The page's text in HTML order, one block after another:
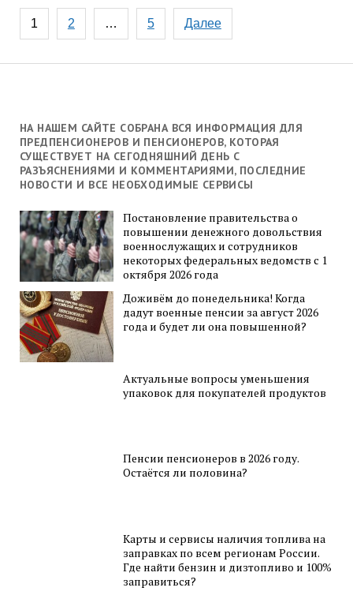
НА НАШЕМ САЙТЕ СОБРАНА ВСЯ ИНФОРМАЦИЯ ДЛЯ
ПРЕДПЕНСИОНЕРОВ И ПЕНСИОНЕРОВ, КОТОРАЯ
СУЩЕСТВУЕТ НА СЕГОДНЯШНИЙ ДЕНЬ С
РАЗЪЯСНЕНИЯМИ И КОММЕНТАРИЯМИ, ПОСЛЕДНИЕ
НОВОСТИ И ВСЕ НЕОБХОДИМЫЕ СЕРВИСЫ
Постановление правительства о
повышении денежного довольствия
военнослужащих и сотрудников
некоторых федеральных ведомств с 1
октября 2026 года
Доживём до понедельника! Когда
дадут военные пенсии за август 2026
года и будет ли она повышенной?
Актуальные вопросы уменьшения
упаковок для покупателей продуктов
Пенсии пенсионеров в 2026 году.
Остаётся ли половина?
Карты и сервисы наличия топлива на
заправках по всем регионам России.
Где найти бензин и дизтопливо и 100%
заправиться?
Навигация
по
1 2 … 5 Далее